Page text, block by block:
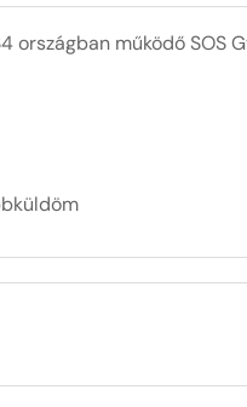
országban működő SOS